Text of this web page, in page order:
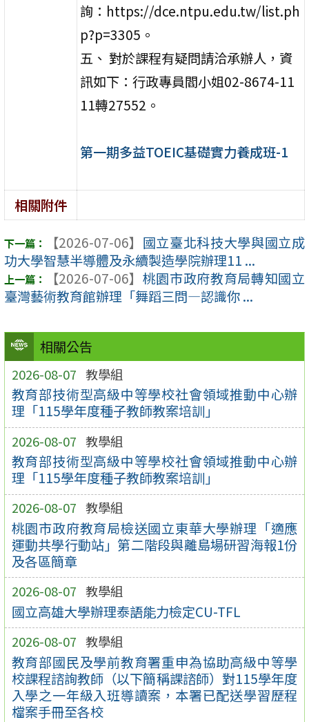
相關公告
2026-08-07 教學組
教育部技術型高級中等學校社會領域推動中心辦
理「115學年度種子教師教案培訓」
2026-08-07 教學組
教育部技術型高級中等學校社會領域推動中心辦
理「115學年度種子教師教案培訓」
2026-08-07 教學組
桃園市政府教育局檢送國立東華大學辦理「適應
運動共學行動站」第二階段與離島場研習海報1份
及各區簡章
2026-08-07 教學組
國立高雄大學辦理泰語能力檢定CU-TFL
2026-08-07 教學組
教育部國民及學前教育署重申為協助高級中等學
校課程諮詢教師（以下簡稱課諮師）對115學年度
入學之一年級入班導讀案，本署已配送學習歷程
檔案手冊至各校
詢：https://dce.ntpu.edu.tw/list.ph
p?p=3305。
五、 對於課程有疑問請洽承辦人，資
訊如下：行政專員閻小姐02-8674-11
11轉27552。
第一期多益TOEIC基礎實力養成班-1
相關附件
【2026-07-06】 國立臺北科技大學與國立成
功大學智慧半導體及永續製造學院辦理11 ...
【2026-07-06】 桃園市政府教育局轉知國立
臺灣藝術教育館辦理「舞蹈三問―認識你 ...